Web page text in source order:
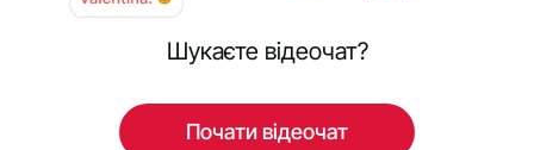
Шукаєте відеочат?
Почати відеочат